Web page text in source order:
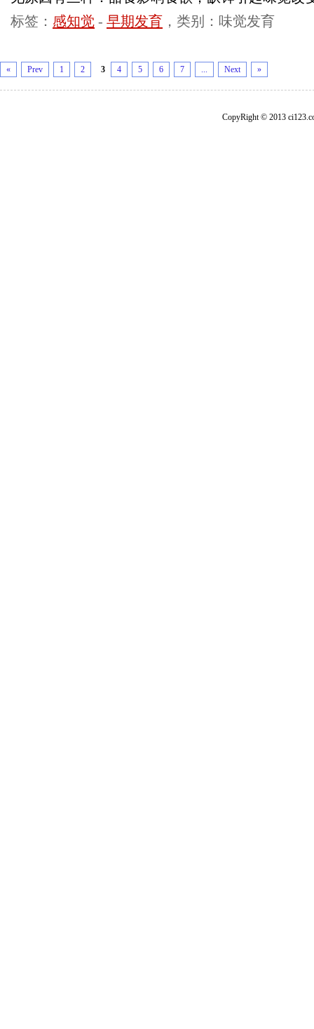
标签： 感知觉 - 早期发育 ，类别：味觉发育
« Prev 1 2 3 4 5 6 7 ... Next »
CopyRight © 2013